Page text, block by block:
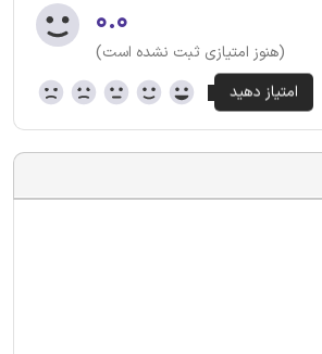
۰.۰
(هنوز امتیازی ثبت نشده است)